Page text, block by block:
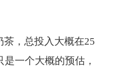
，总投入大概在25
一个大概的预估，